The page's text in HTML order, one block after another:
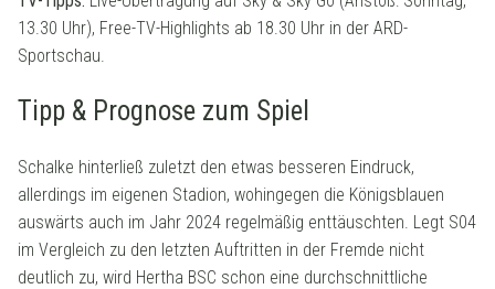
13.30 Uhr), Free-TV-Highlights ab 18.30 Uhr in der ARD-
Sportschau.
Tipp & Prognose zum Spiel
Schalke hinterließ zuletzt den etwas besseren Eindruck,
allerdings im eigenen Stadion, wohingegen die Königsblauen
auswärts auch im Jahr 2024 regelmäßig enttäuschten. Legt S04
im Vergleich zu den letzten Auftritten in der Fremde nicht
deutlich zu, wird Hertha BSC schon eine durchschnittliche